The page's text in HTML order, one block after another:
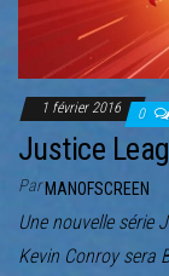
1 février 2016 0
Justice
ParMANOFSCREEN
Une nouvelle série
Kevin Conroy sera